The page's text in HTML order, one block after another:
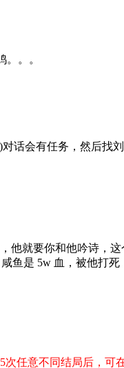
。。
会有任务，然后找刘
就要你和他吟诗，这
是 5w 血，被他打死
任意不同结局后，可